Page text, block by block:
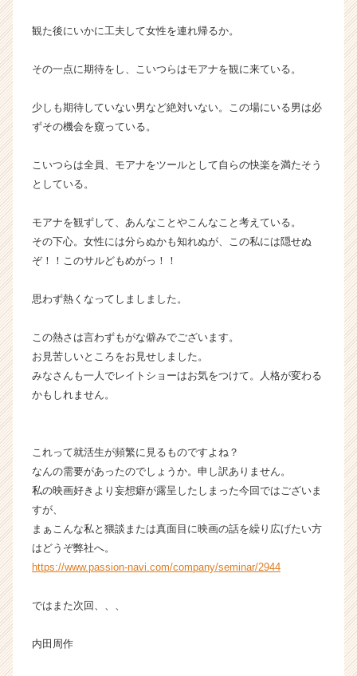
観た後にいかに工夫して女性を連れ帰るか。
その一点に期待をし、こいつらはモアナを観に来ている。
少しも期待していない男など絶対いない。この場にいる男は必
ずその機会を窺っている。
こいつらは全員、モアナをツールとして自らの快楽を満たそう
としている。
モアナを観ずして、あんなことやこんなこと考えている。
その下心。女性には分らぬかも知れぬが、この私には隠せぬ
ぞ！！このサルどもめがっ！！
思わず熱くなってしましました。
この熱さは言わずもがな僻みでございます。
お見苦しいところをお見せしました。
みなさんも一人でレイトショーはお気をつけて。人格が変わる
かもしれません。
これって就活生が頻繁に見るものですよね？
なんの需要があったのでしょうか。申し訳ありません。
私の映画好きより妄想癖が露呈したしまった今回ではございま
すが、
まぁこんな私と猥談または真面目に映画の話を繰り広げたい方
はどうぞ弊社へ。
https://www.passion-navi.com/company/seminar/2944
ではまた次回、、、
内田周作